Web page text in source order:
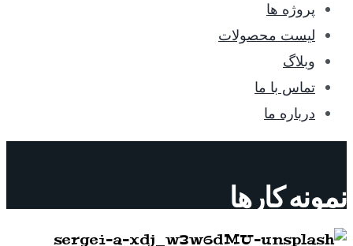
پروژه ها
لیست محصولات
وبلاگ
تماس با ما
درباره ما
نمونه کارها